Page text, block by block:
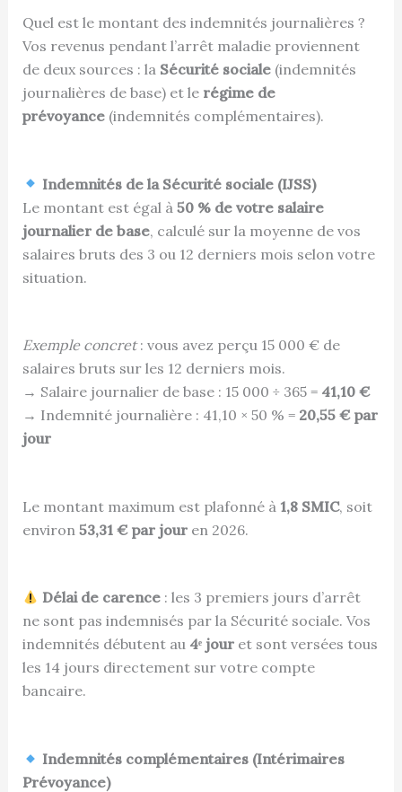
Quel est le montant des indemnités journalières ?
Vos revenus pendant l’arrêt maladie proviennent
de deux sources : la Sécurité sociale(indemnités
journalières de base) et le régime de
prévoyance(indemnités complémentaires).
Indemnités de la Sécurité sociale (IJSS)
Le montant est égal à 50 % de votre salaire
journalier de base, calculé sur la moyenne de vos
salaires bruts des 3 ou 12 derniers mois selon votre
situation.
Exemple concret: vous avez perçu 15 000 € de
salaires bruts sur les 12 derniers mois.
→ Salaire journalier de base : 15 000 ÷ 365 = 41,10 €
→ Indemnité journalière : 41,10 × 50 % = 20,55 € par
jour
Le montant maximum est plafonné à 1,8 SMIC, soit
environ 53,31 € par jouren 2026.
Délai de carence: les 3 premiers jours d’arrêt
ne sont pas indemnisés par la Sécurité sociale. Vos
indemnités débutent au 4ᵉ jouret sont versées tous
les 14 jours directement sur votre compte
bancaire.
Indemnités complémentaires (Intérimaires
Prévoyance)